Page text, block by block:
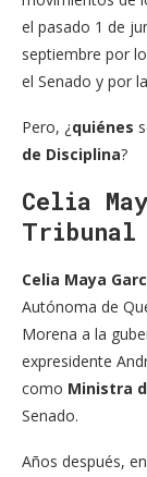
el pasado 1 de
septiembre por
el Senado y por
Pero, ¿quiénes
de Disciplina?
Celia
Celia Maya
Autónoma de
Morena a la
expresidente
como Ministra
Senado.
Años después,